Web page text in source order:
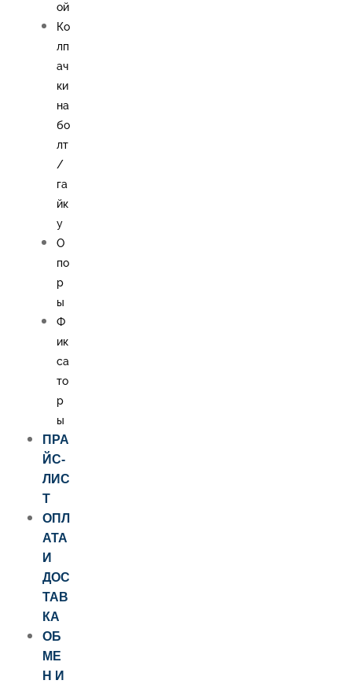
ой
Ко
лп
ач
ки
на
бо
лт
/
га
йк
у
О
по
р
ы
Ф
ик
са
то
р
ы
ПРА
ЙС-
ЛИС
Т
ОПЛ
АТА
И
ДОС
ТАВ
КА
ОБ
МЕ
Н И